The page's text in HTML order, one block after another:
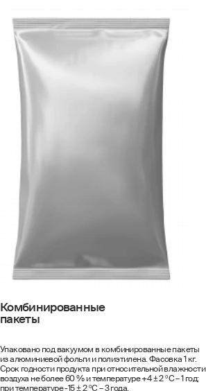
Комбинированные
пакеты
Упаковано под вакуумом в комбинированные пакеты
из алюминиевой фольги и полиэтилена. Фасовка 1 кг.
Срок годности продукта при относительной влажности
воздуха не более 60 % и температуре +4 ± 2 ºС – 1 год;
при температуре -15 ± 2 ºС – 3 года.